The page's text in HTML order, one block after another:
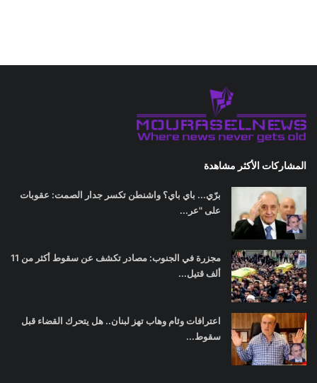
المشاركات الأكثر مشاهدة
برّي... باي باي؟ واشنطن تكسر جدار الصمت: عقوبات
على "عر...
مجزرة في الجنوب: مصادر تكشف عن سقوط أكثر من 11
ألف قتيل...
اعترافات وئام وهاب تهز لبنان.. هل يتحرك القضاء قبل
سقوط...